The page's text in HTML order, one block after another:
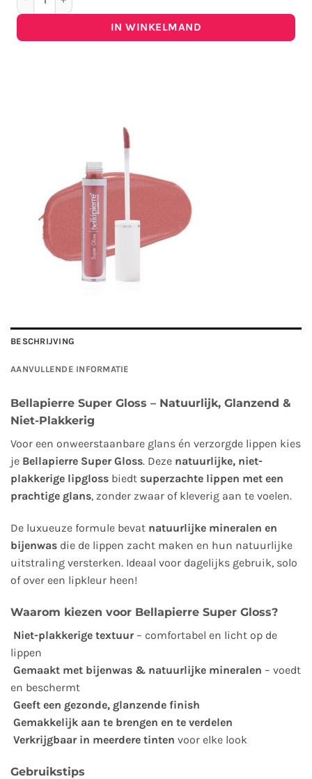
IN WINKELMAND
BESCHRIJVING
AANVULLENDE INFORMATIE
Bellapierre Super Gloss – Natuurlijk, Glanzend &
Niet-Plakkerig
Voor een onweerstaanbare glans én verzorgde lippen kies
je Bellapierre Super Gloss. Deze natuurlijke, niet-
plakkerige lipgloss biedt superzachte lippen met een
prachtige glans, zonder zwaar of kleverig aan te voelen.
De luxueuze formule bevat natuurlijke mineralen en
bijenwas die de lippen zacht maken en hun natuurlijke
uitstraling versterken. Ideaal voor dagelijks gebruik, solo
of over een lipkleur heen!
Waarom kiezen voor Bellapierre Super Gloss?
Niet-plakkerige textuur– comfortabel en licht op de
lippen
Gemaakt met bijenwas & natuurlijke mineralen – voedt
en beschermt
Geeft een gezonde, glanzende finish
Gemakkelijk aan te brengen en te verdelen
Verkrijgbaar in meerdere tinten voor elke look
Gebruikstips